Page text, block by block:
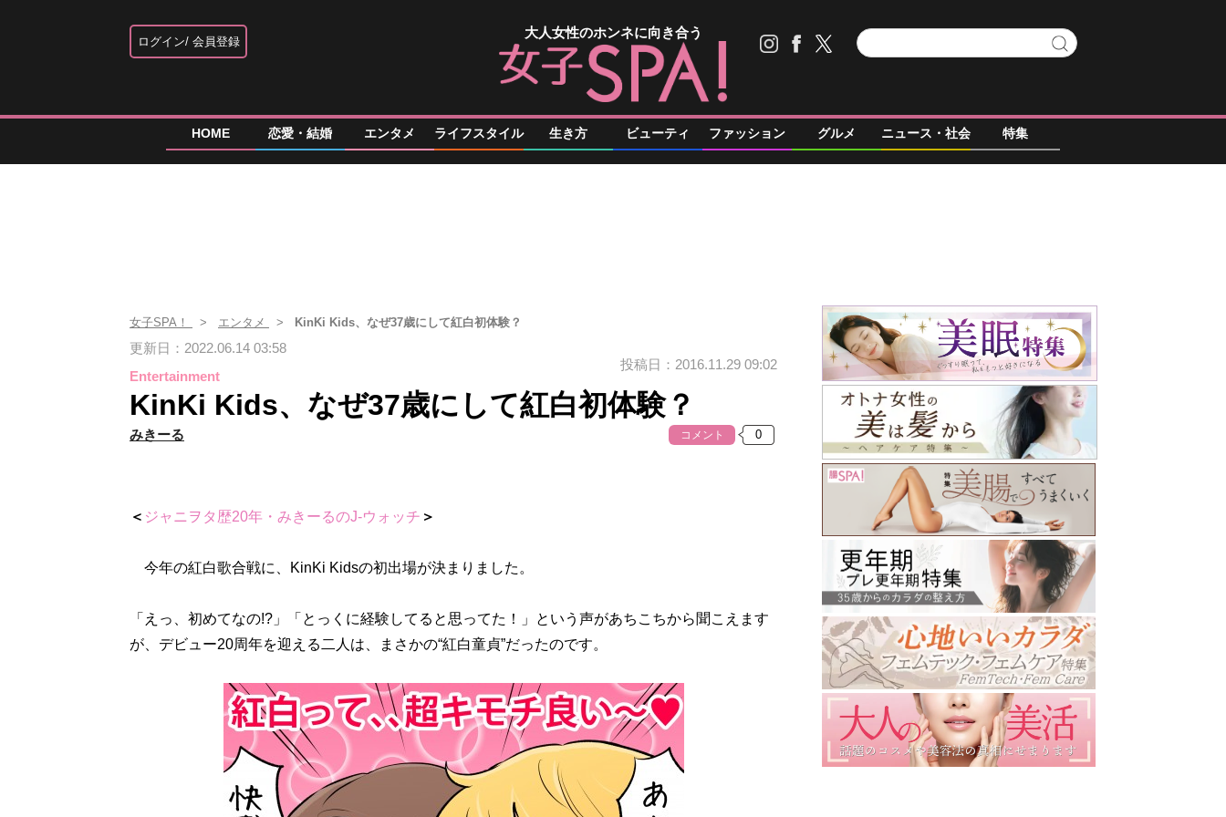
ログイン 会員登録
大人女性のホンネに向き合う
HOME 恋愛・結婚 エンタメ ライフスタイル 生き方 ビューティ ファッション グルメ ニュース・社会 特集
女子SPA！ エンタメ KinKi Kids、なぜ37歳にして紅白初体験？
更新日：2022.06.14 03:58
Entertainment
投稿日：2016.11.29 09:02
KinKi Kids、なぜ37歳にして紅白初体験？
みきーる コメント
＜ ジャニヲタ歴20年・みきーるのJ-ウォッチ ＞
今年の紅白歌合戦に、KinKi Kidsの初出場が決まりました。
「えっ、初めてなの!?」「とっくに経験してると思ってた！」という声があちこちから聞こえます
が、デビュー20周年を迎える二人は、まさかの“紅白童貞”だったのです。